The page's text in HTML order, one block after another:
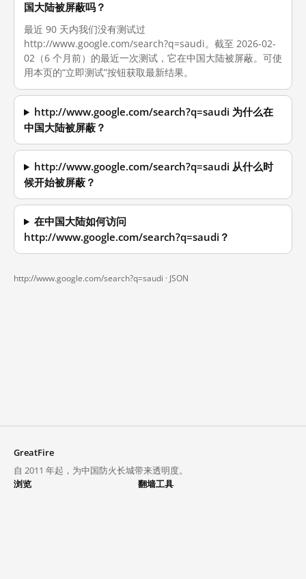
国大陆被屏蔽吗？
最近 90 天内我们没有测试过
http://www.google.com/search?q=saudi。截至 2026-02-
02（6 个月前）的最近一次测试，它在中国大陆被屏蔽。可使
用本页的“立即测试”按钮获取最新结果。
http://www.google.com/search?q=saudi 为什么在
中国大陆被屏蔽？
http://www.google.com/search?q=saudi 从什么时
候开始被屏蔽？
在中国大陆如何访问
http://www.google.com/search?q=saudi？
http://www.google.com/search?q=saudi · JSON
GreatFire
自 2011 年起，为中国防火长城带来透明度。
浏览
翻墙工具